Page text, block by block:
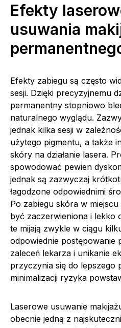
Efekty
usuwania
Efekty zabiegu są często
sesji. Dzięki precyzyjnemu
permanentny stopniowo
naturalnego wyglądu.
jednak kilka sesji w
użytego pigmentu, a także
skóry na działanie lasera.
spowodować pewien
jednak są zazwyczaj
łagodzone odpowiednimi
Po zabiegu skóra w
być zaczerwieniona i lekko
te mijają zwykle w ciągu
odpowiednie postępowanie
zaleceń lekarza i unikanie
przyczynia się do lepszego
minimalizacji ryzyka
Laserowe usuwanie
obecnie jedną z